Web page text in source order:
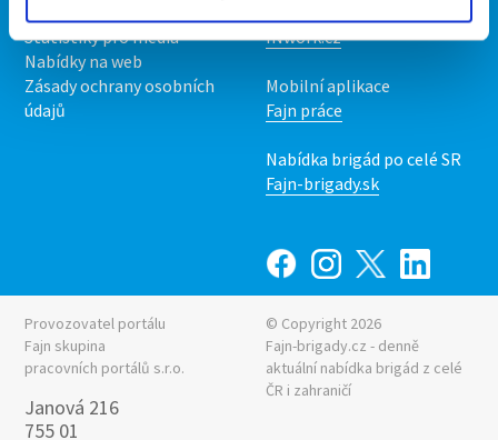
Statistiky pro média
Nabídky na web
Zásady ochrany osobních
údajů
INwork.cz
Mobilní aplikace
Fajn práce
Nabídka brigád po celé SR
Fajn-brigady.sk
Provozovatel portálu
Fajn skupina
pracovních portálů s.r.o.
Janová 216
755 01
© Copyright 2026
Fajn-brigady.cz - denně
aktuální nabídka brigád z celé
ČR i zahraničí